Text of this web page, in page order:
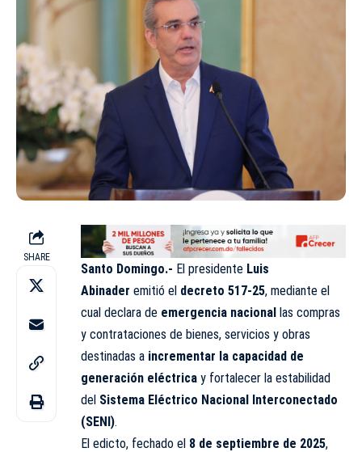
SHARE
Santo Domingo.- El presidente Luis
Abinader emitió el decreto 517-25, mediante el
cual declara de emergencia nacional las compras
y contrataciones de bienes, servicios y obras
destinadas a incrementar la capacidad de
generación eléctrica y fortalecer la estabilidad
del Sistema Eléctrico Nacional Interconectado
(SENI).
El edicto, fechado el 8 de septiembre de 2025,